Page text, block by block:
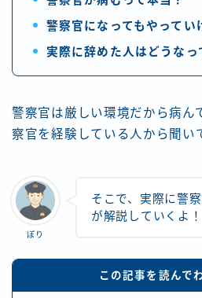
警察官になってもやってい
実際に辞めた人はどうなっ
警察官は厳しい環境だから病ん
察官を経験している人から聞い
ぽり
そこで、実際に警
が解説していくよ！
この記事を読んで